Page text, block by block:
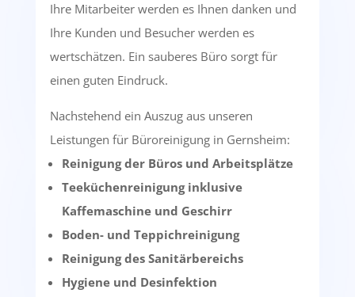
Ihre Mitarbeiter werden es Ihnen danken und
Ihre Kunden und Besucher werden es
wertschätzen. Ein sauberes Büro sorgt für
einen guten Eindruck.
Nachstehend ein Auszug aus unseren
Leistungen für Büroreinigung in Gernsheim:
Reinigung der Büros und Arbeitsplätze
Teeküchenreinigung inklusive
Kaffemaschine und Geschirr
Boden- und Teppichreinigung
Reinigung des Sanitärbereichs
Hygiene und Desinfektion